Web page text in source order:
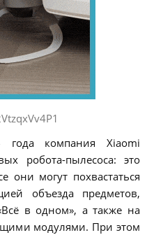
компания Xiaomi
робота-пылесоса: это
могут похвастаться
объезда предметов,
в одном», а также на
модулями. При этом